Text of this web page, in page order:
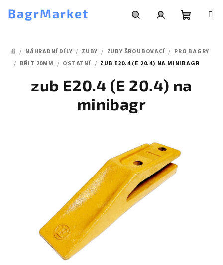
BagrMarket
košík
DOMŮ
/ NÁHRADNÍ DÍLY / ZUBY / ZUBY ŠROUBOVACÍ / PRO BAGRY
/ BŘIT 20MM / OSTATNÍ / ZUB E20.4 (E 20.4) NA MINIBAGR
zub E20.4 (E 20.4) na
minibagr